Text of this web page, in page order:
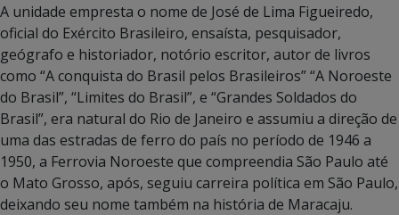
A unidade empresta o nome de José de Lima Figueiredo,
oficial do Exército Brasileiro, ensaísta, pesquisador,
geógrafo e historiador, notório escritor, autor de livros
como “A conquista do Brasil pelos Brasileiros” “A Noroeste
do Brasil”, “Limites do Brasil”, e “Grandes Soldados do
Brasil”, era natural do Rio de Janeiro e assumiu a direção de
uma das estradas de ferro do país no período de 1946 a
1950, a Ferrovia Noroeste que compreendia São Paulo até
o Mato Grosso, após, seguiu carreira política em São Paulo,
deixando seu nome também na história de Maracaju.